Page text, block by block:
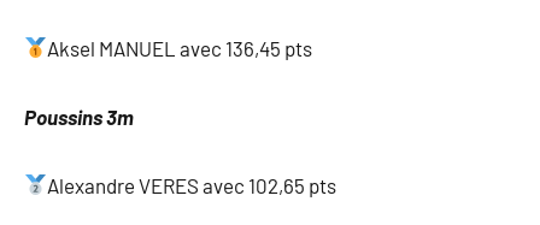
Aksel MANUEL avec 136,45 pts
Poussins 3m
Alexandre VERES avec 102,65 pts